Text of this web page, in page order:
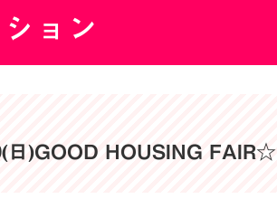
ョン
日)GOOD HOUSING FAIR☆